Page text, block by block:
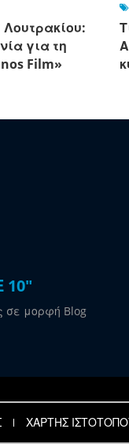
για τη
Film»
10"
σε μορφή Blog
ΧΑΡΤΗΣ